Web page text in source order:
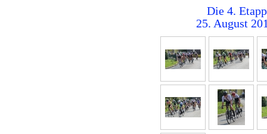
Die 4.
25. August